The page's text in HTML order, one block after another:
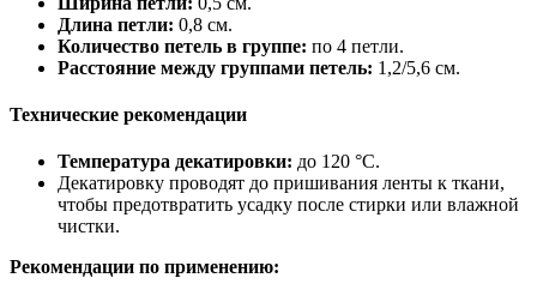
Длина петли: 0,8 см.
Количество петель в группе: по 4 петли.
Расстояние между группами петель: 1,2/5,6 см.
Технические рекомендации
Температура декатировки: до 120 °C.
Декатировку проводят до пришивания ленты к ткани,
чтобы предотвратить усадку после стирки или влажной
чистки.
Рекомендации по применению: